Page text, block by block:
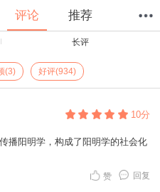
评论 推荐
长评
(3) 好评(934)
10分
播阳明学，构成了阳明学的社会化
回复
赞